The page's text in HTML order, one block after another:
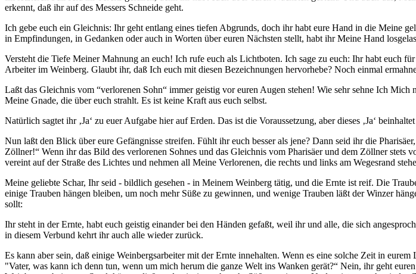
erkennt, daß ihr auf des Messers Schneide geht.
Ich gebe euch ein Gleichnis: Ihr geht entlang eines tiefen Abgrunds, doch ihr habt eure Hand in die Meine
in Empfindungen, in Gedanken oder auch in Worten über euren Nächsten stellt, habt ihr Meine Hand
Versteht die Tiefe Meiner Mahnung an euch! Ich rufe euch als Lichtboten. Ich sage zu euch: Ihr habt euch
Arbeiter im Weinberg. Glaubt ihr, daß Ich euch mit diesen Bezeichnungen hervorhebe? Noch einmal
Laßt das Gleichnis vom “verlorenen Sohn“ immer geistig vor euren Augen stehen! Wie sehr sehne Ich
Meine Gnade, die über euch strahlt. Es ist keine Kraft aus euch selbst.
Natürlich sagtet ihr ‚Ja‘ zu euer Aufgabe hier auf Erden. Das ist die Voraussetzung, aber dieses ‚Ja‘
Nun laßt den Blick über eure Gefängnisse streifen. Fühlt ihr euch besser als jene? Dann seid ihr die
Zöllner!“ Wenn ihr das Bild des verlorenen Sohnes und das Gleichnis vom Pharisäer und dem Zöllner
vereint auf der Straße des Lichtes und nehmen all Meine Verlorenen, die rechts und links am Wegesrand
Meine geliebte Schar, Ihr seid - bildlich gesehen - in Meinem Weinberg tätig, und die Ernte ist reif. Die
einige Trauben hängen bleiben, um noch mehr Süße zu gewinnen, und wenige Trauben läßt der Winzer
sollt:
Ihr steht in der Ernte, habt euch geistig einander bei den Händen gefaßt, weil ihr und alle, die sich
in diesem Verbund kehrt ihr auch alle wieder zurück.
Es kann aber sein, daß einige Weinbergsarbeiter mit der Ernte innehalten. Wenn es eine solche Zeit in
"Vater, was kann ich denn tun, wenn um mich herum die ganze Welt ins Wanken gerät?“ Nein, ihr geht